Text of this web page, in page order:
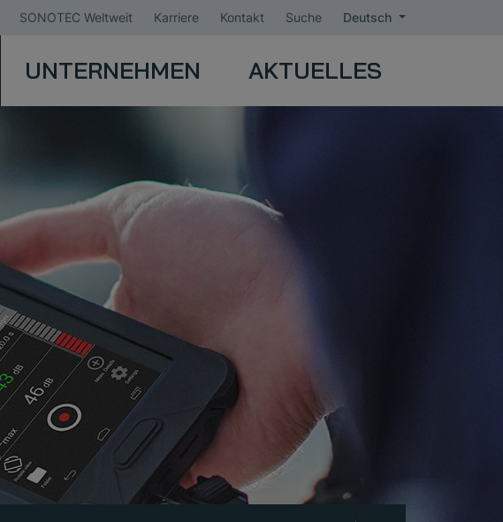
SONOTEC Weltweit Karriere Kontakt Suche Deutsch
UNTERNEHMEN AKTUELLES